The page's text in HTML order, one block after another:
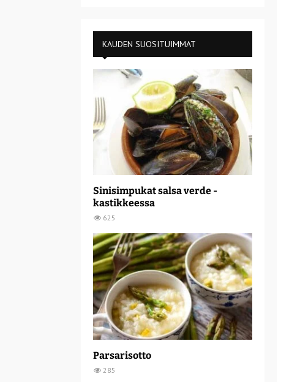
KAUDEN SUOSITUIMMAT
Sinisimpukat salsa verde -
kastikkeessa
625
Parsarisotto
285